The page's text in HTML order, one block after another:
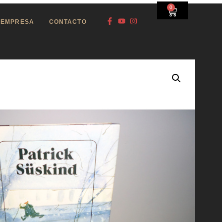
EMPRESA CONTACTO
0